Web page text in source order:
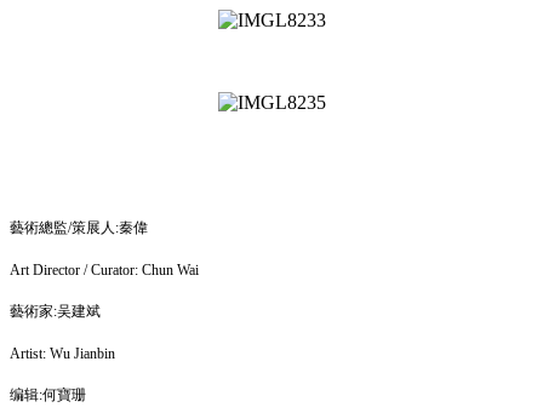
藝術總監/策展人:秦偉
Art Director / Curator: Chun Wai
藝術家:吴建斌
Artist: Wu Jianbin
编辑:何寶珊